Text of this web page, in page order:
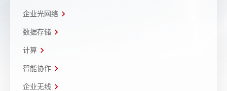
企业光网络
数据存储
计算
智能协作
企业无线